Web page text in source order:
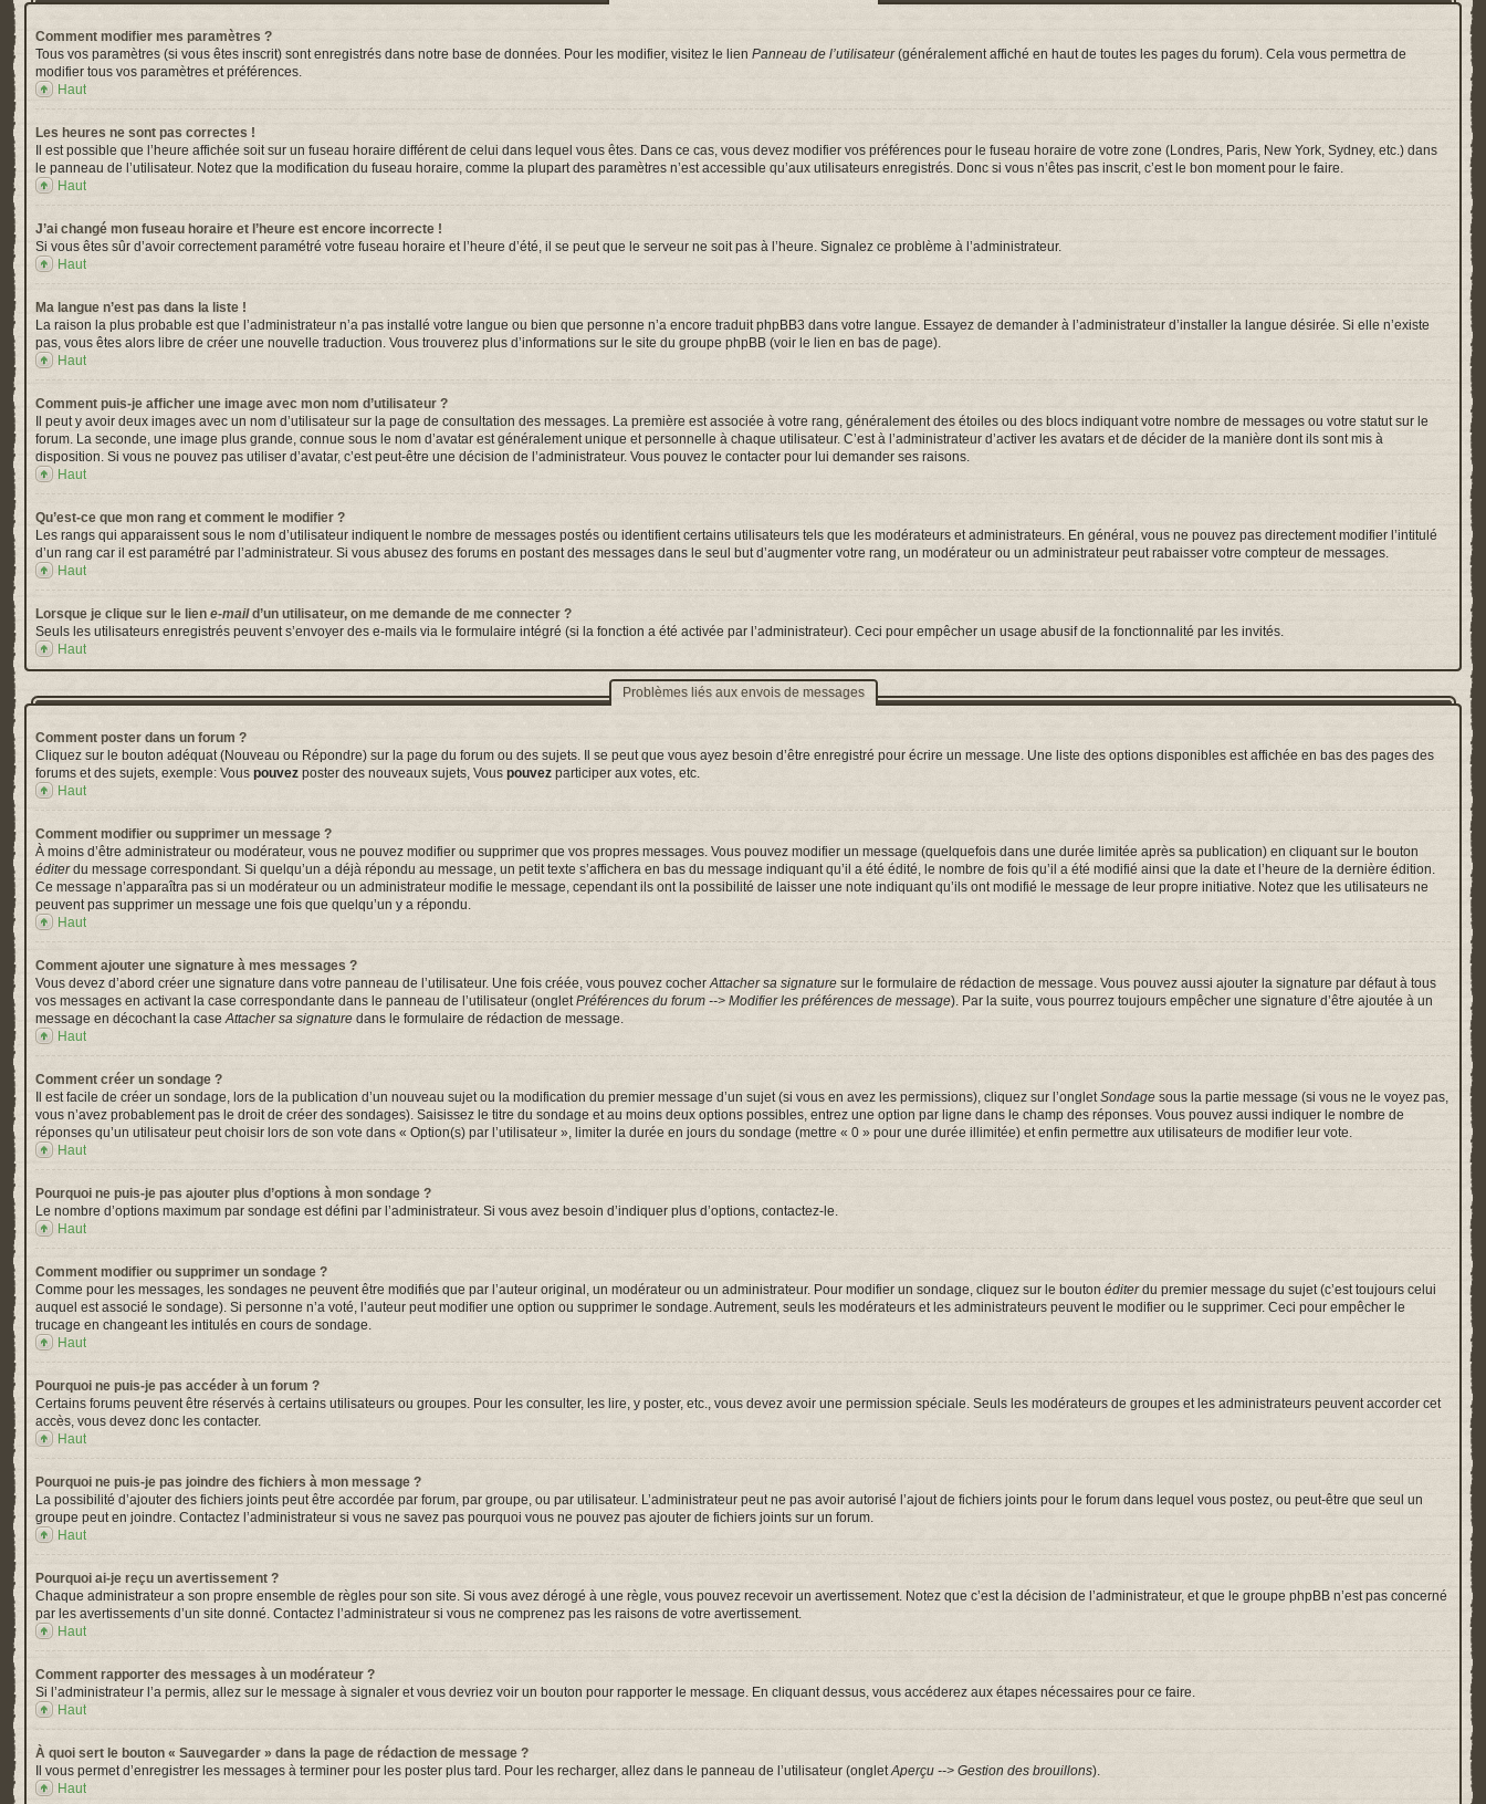
Comment modifier mes paramètres ?
Tous vos paramètres (si vous êtes inscrit) sont enregistrés dans notre base de données. Pour les modifier, visitez le lien Panneau de l’utilisateur(généralement affiché en haut de toutes les pages du forum). Cela vous permettra de
modifier tous vos paramètres et préférences.
Haut
Les heures ne sont pas correctes !
Il est possible que l’heure affichée soit sur un fuseau horaire différent de celui dans lequel vous êtes. Dans ce cas, vous devez modifier vos préférences pour le fuseau horaire de votre zone (Londres, Paris, New York, Sydney, etc.) dans
le panneau de l’utilisateur. Notez que la modification du fuseau horaire, comme la plupart des paramètres n’est accessible qu’aux utilisateurs enregistrés. Donc si vous n’êtes pas inscrit, c’est le bon moment pour le faire.
Haut
J’ai changé mon fuseau horaire et l’heure est encore incorrecte !
Si vous êtes sûr d’avoir correctement paramétré votre fuseau horaire et l’heure d’été, il se peut que le serveur ne soit pas à l’heure. Signalez ce problème à l’administrateur.
Haut
Ma langue n’est pas dans la liste !
La raison la plus probable est que l’administrateur n’a pas installé votre langue ou bien que personne n’a encore traduit phpBB3 dans votre langue. Essayez de demander à l’administrateur d’installer la langue désirée. Si elle n’existe
pas, vous êtes alors libre de créer une nouvelle traduction. Vous trouverez plus d’informations sur le site du groupe phpBB (voir le lien en bas de page).
Haut
Comment puis-je afficher une image avec mon nom d’utilisateur ?
Il peut y avoir deux images avec un nom d’utilisateur sur la page de consultation des messages. La première est associée à votre rang, généralement des étoiles ou des blocs indiquant votre nombre de messages ou votre statut sur le
forum. La seconde, une image plus grande, connue sous le nom d’avatar est généralement unique et personnelle à chaque utilisateur. C’est à l’administrateur d’activer les avatars et de décider de la manière dont ils sont mis à
disposition. Si vous ne pouvez pas utiliser d’avatar, c’est peut-être une décision de l’administrateur. Vous pouvez le contacter pour lui demander ses raisons.
Haut
Qu’est-ce que mon rang et comment le modifier ?
Les rangs qui apparaissent sous le nom d’utilisateur indiquent le nombre de messages postés ou identifient certains utilisateurs tels que les modérateurs et administrateurs. En général, vous ne pouvez pas directement modifier l’intitulé
d’un rang car il est paramétré par l’administrateur. Si vous abusez des forums en postant des messages dans le seul but d’augmenter votre rang, un modérateur ou un administrateur peut rabaisser votre compteur de messages.
Haut
Lorsque je clique sur le lien e-maild’un utilisateur, on me demande de me connecter ?
Seuls les utilisateurs enregistrés peuvent s’envoyer des e-mails via le formulaire intégré (si la fonction a été activée par l’administrateur). Ceci pour empêcher un usage abusif de la fonctionnalité par les invités.
Haut
Problèmes liés aux envois de messages
Comment poster dans un forum ?
Cliquez sur le bouton adéquat (Nouveau ou Répondre) sur la page du forum ou des sujets. Il se peut que vous ayez besoin d’être enregistré pour écrire un message. Une liste des options disponibles est affichée en bas des pages des
forums et des sujets, exemple: Vous pouvez poster des nouveaux sujets, Vous pouvez participer aux votes, etc.
Haut
Comment modifier ou supprimer un message ?
À moins d’être administrateur ou modérateur, vous ne pouvez modifier ou supprimer que vos propres messages. Vous pouvez modifier un message (quelquefois dans une durée limitée après sa publication) en cliquant sur le bouton
éditerdu message correspondant. Si quelqu’un a déjà répondu au message, un petit texte s’affichera en bas du message indiquant qu’il a été édité, le nombre de fois qu’il a été modifié ainsi que la date et l’heure de la dernière édition.
Ce message n’apparaîtra pas si un modérateur ou un administrateur modifie le message, cependant ils ont la possibilité de laisser une note indiquant qu’ils ont modifié le message de leur propre initiative. Notez que les utilisateurs ne
peuvent pas supprimer un message une fois que quelqu’un y a répondu.
Haut
Comment ajouter une signature à mes messages ?
Vous devez d’abord créer une signature dans votre panneau de l’utilisateur. Une fois créée, vous pouvez cocherAttacher sa signature sur le formulaire de rédaction de message. Vous pouvez aussi ajouter la signature par défaut à tous
vos messages en activant la case correspondante dans le panneau de l’utilisateur (ongletPréférences du forum --> Modifier les préférences de message). Par la suite, vous pourrez toujours empêcher une signature d’être ajoutée à un
message en décochant la caseAttacher sa signature dans le formulaire de rédaction de message.
Haut
Comment créer un sondage ?
Il est facile de créer un sondage, lors de la publication d’un nouveau sujet ou la modification du premier message d’un sujet (si vous en avez les permissions), cliquez sur l’ongletSondage sous la partie message (si vous ne le voyez pas,
vous n’avez probablement pas le droit de créer des sondages). Saisissez le titre du sondage et au moins deux options possibles, entrez une option par ligne dans le champ des réponses. Vous pouvez aussi indiquer le nombre de
réponses qu’un utilisateur peut choisir lors de son vote dans « Option(s) par l’utilisateur », limiter la durée en jours du sondage (mettre « 0 » pour une durée illimitée) et enfin permettre aux utilisateurs de modifier leur vote.
Haut
Pourquoi ne puis-je pas ajouter plus d’options à mon sondage ?
Le nombre d’options maximum par sondage est défini par l’administrateur. Si vous avez besoin d’indiquer plus d’options, contactez-le.
Haut
Comment modifier ou supprimer un sondage ?
Comme pour les messages, les sondages ne peuvent être modifiés que par l’auteur original, un modérateur ou un administrateur. Pour modifier un sondage, cliquez sur le bouton éditerdu premier message du sujet (c’est toujours celui
auquel est associé le sondage). Si personne n’a voté, l’auteur peut modifier une option ou supprimer le sondage. Autrement, seuls les modérateurs et les administrateurs peuvent le modifier ou le supprimer. Ceci pour empêcher le
trucage en changeant les intitulés en cours de sondage.
Haut
Pourquoi ne puis-je pas accéder à un forum ?
Certains forums peuvent être réservés à certains utilisateurs ou groupes. Pour les consulter, les lire, y poster, etc., vous devez avoir une permission spéciale. Seuls les modérateurs de groupes et les administrateurs peuvent accorder cet
accès, vous devez donc les contacter.
Haut
Pourquoi ne puis-je pas joindre des fichiers à mon message ?
La possibilité d’ajouter des fichiers joints peut être accordée par forum, par groupe, ou par utilisateur. L’administrateur peut ne pas avoir autorisé l’ajout de fichiers joints pour le forum dans lequel vous postez, ou peut-être que seul un
groupe peut en joindre. Contactez l’administrateur si vous ne savez pas pourquoi vous ne pouvez pas ajouter de fichiers joints sur un forum.
Haut
Pourquoi ai-je reçu un avertissement ?
Chaque administrateur a son propre ensemble de règles pour son site. Si vous avez dérogé à une règle, vous pouvez recevoir un avertissement. Notez que c’est la décision de l’administrateur, et que le groupe phpBB n’est pas concerné
par les avertissements d’un site donné. Contactez l’administrateur si vous ne comprenez pas les raisons de votre avertissement.
Haut
Comment rapporter des messages à un modérateur ?
Si l’administrateur l’a permis, allez sur le message à signaler et vous devriez voir un bouton pour rapporter le message. En cliquant dessus, vous accéderez aux étapes nécessaires pour ce faire.
Haut
À quoi sert le bouton « Sauvegarder » dans la page de rédaction de message ?
Il vous permet d’enregistrer les messages à terminer pour les poster plus tard. Pour les recharger, allez dans le panneau de l’utilisateur (ongletAperçu --> Gestion des brouillons).
Haut